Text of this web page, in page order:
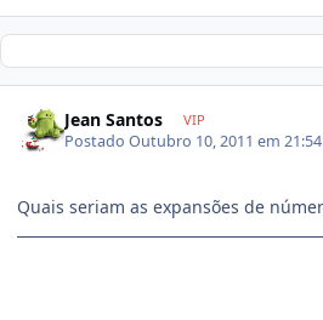
Jean Santos VIP
PostadoOutubro 10, 2011 em
Quais seriam as expansões de